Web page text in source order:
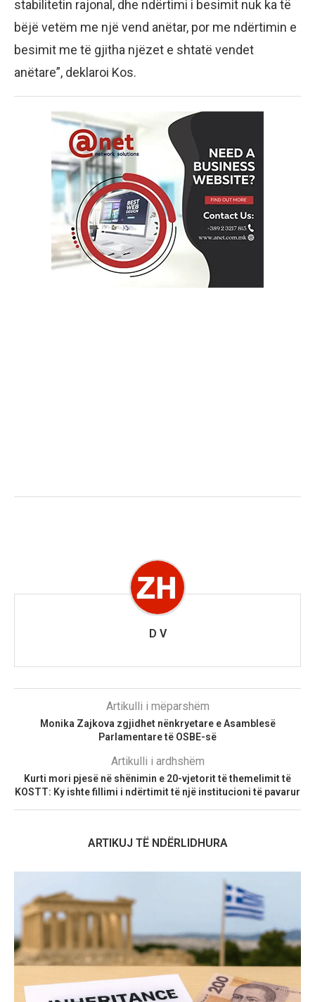
stabilitetin rajonal, dhe ndërtimi i besimit nuk ka të
bëjë vetëm me një vend anëtar, por me ndërtimin e
besimit me të gjitha njëzet e shtatë vendet
anëtare”, deklaroi Kos.
D V
Artikulli i mëparshëm
Monika Zajkova zgjidhet nënkryetare e Asamblesë
Parlamentare të OSBE-së
Artikulli i ardhshëm
Kurti mori pjesë në shënimin e 20-vjetorit të themelimit të
KOSTT: Ky ishte fillimi i ndërtimit të një institucioni të pavarur
ARTIKUJ TË NDËRLIDHURA